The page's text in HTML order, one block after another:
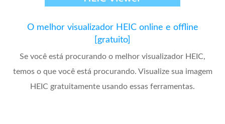
O melhor visualizador HEIC online e offline
[gratuito]
Se você está procurando o melhor visualizador HEIC,
temos o que você está procurando. Visualize sua imagem
HEIC gratuitamente usando essas ferramentas.